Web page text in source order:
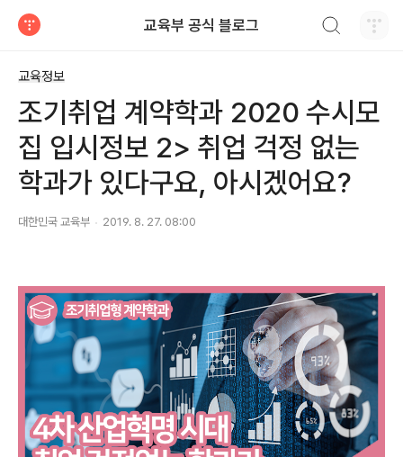
교육부 공식 블로그
교육정보
조기취업 계약학과 2020 수시모
집 입시정보 2> 취업 걱정 없는
학과가 있다구요, 아시겠어요?
대한민국 교육부 2019. 8. 27. 08:00